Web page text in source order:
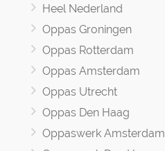
Heel Nederland
Oppas Groningen
Oppas Rotterdam
Oppas Amsterdam
Oppas Utrecht
Oppas Den Haag
Oppaswerk Amsterdam